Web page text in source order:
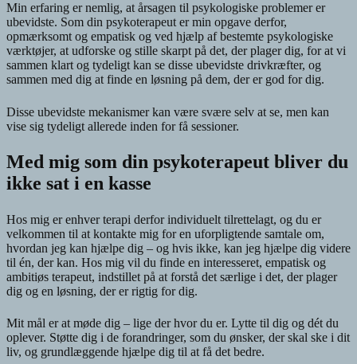
Min erfaring er nemlig, at årsagen til psykologiske problemer er
ubevidste. Som din psykoterapeut er min opgave derfor,
opmærksomt og empatisk og ved hjælp af bestemte psykologiske
værktøjer, at udforske og stille skarpt på det, der plager dig, for at vi
sammen klart og tydeligt kan se disse ubevidste drivkræfter, og
sammen med dig at finde en løsning på dem, der er god for dig.
Disse ubevidste mekanismer kan være svære selv at se, men kan
vise sig tydeligt allerede inden for få sessioner.
Med mig som din psykoterapeut bliver du
ikke sat i en kasse
Hos mig er enhver terapi derfor individuelt tilrettelagt, og du er
velkommen til at kontakte mig for en uforpligtende samtale om,
hvordan jeg kan hjælpe dig – og hvis ikke, kan jeg hjælpe dig videre
til én, der kan. Hos mig vil du finde en interesseret, empatisk og
ambitiøs terapeut, indstillet på at forstå det særlige i det, der plager
dig og en løsning, der er rigtig for dig.
Mit mål er at møde dig – lige der hvor du er. Lytte til dig og dét du
oplever. Støtte dig i de forandringer, som du ønsker, der skal ske i dit
liv, og grundlæggende hjælpe dig til at få det bedre.